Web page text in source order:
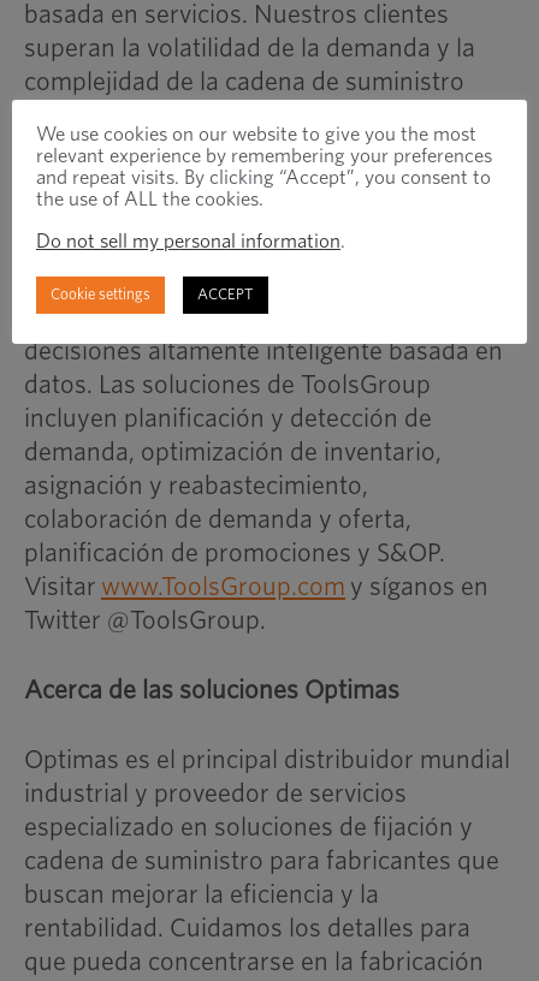
basada en servicios. Nuestros clientes
superan la volatilidad de la demanda y la
complejidad de la cadena de suministro
un inventario reducido. La plataforma de
planificación basada en servicios de
probabilidad y optimización de mezcla de
stock mejorada por la automatización de
aprendizaje automático para una toma de
decisiones altamente inteligente basada en
datos. Las soluciones de ToolsGroup
incluyen planificación y detección de
demanda, optimización de inventario,
asignación y reabastecimiento,
colaboración de demanda y oferta,
planificación de promociones y S&OP.
Visitar www.ToolsGroup.com y síganos en
Twitter @ToolsGroup.
Acerca de las soluciones Optimas
Optimas es el principal distribuidor mundial
industrial y proveedor de servicios
especializado en soluciones de fijación y
cadena de suministro para fabricantes que
buscan mejorar la eficiencia y la
rentabilidad. Cuidamos los detalles para
que pueda concentrarse en la fabricación
We use cookies on our website to give you the most
relevant experience by remembering your preferences
and repeat visits. By clicking “Accept”, you consent to
the use of ALL the cookies.
Do not sell my personal information.
Cookie settings ACCEPT